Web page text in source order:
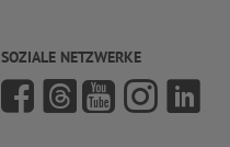
SOZIALE NETZWERKE